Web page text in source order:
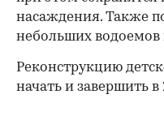
насаждения. Также
небольших водоемов
Реконструкцию
начать и завершить в